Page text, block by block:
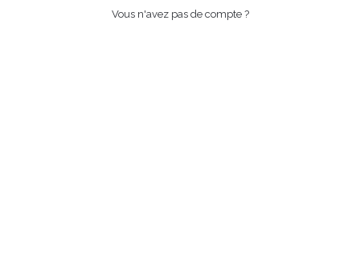
Vous n'avez pas de compte ?